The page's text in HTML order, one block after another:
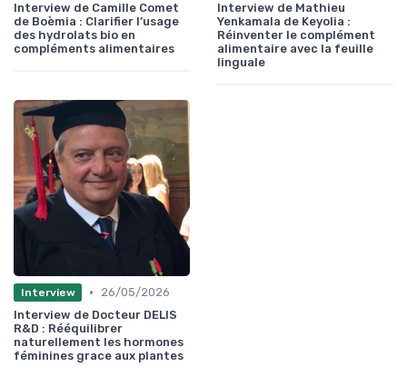
Interview de Camille Comet
de Boèmia : Clarifier l’usage
des hydrolats bio en
compléments alimentaires
Interview de Mathieu
Yenkamala de Keyolia :
Réinventer le complément
alimentaire avec la feuille
linguale
Interview •
26/05/2026
Interview de Docteur DELIS
R&D : Rééquilibrer
naturellement les hormones
féminines grace aux plantes